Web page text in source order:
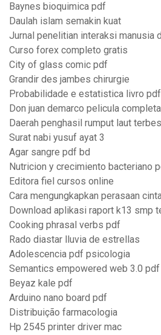
Baynes bioquimica pdf
Daulah islam semakin kuat
Jurnal penelitian interaksi manusia
Curso forex completo gratis
City of glass comic pdf
Grandir des jambes chirurgie
Probabilidade e estatistica livro pdf
Don juan demarco pelicula
Daerah penghasil rumput laut
Surat nabi yusuf ayat 3
Agar sangre pdf bd
Nutricion y crecimiento bacteriano
Editora fiel cursos online
Cara mengungkapkan perasaan
Download aplikasi raport k13 smp
Cooking phrasal verbs pdf
Rado diastar lluvia de estrellas
Adolescencia pdf psicologia
Semantics empowered web 3.0 pdf
Beyaz kale pdf
Arduino nano board pdf
Distribuição farmacologia
Hp 2545 printer driver mac